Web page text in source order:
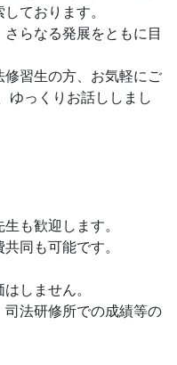
ております。
らなる発展をともに目
習生の方、お気軽にご
ゆっくりお話ししまし
も歓迎します。
同も可能です。
しません。
法研修所での成績等の